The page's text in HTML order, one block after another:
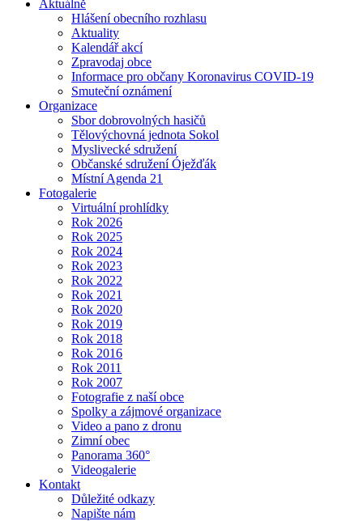
Aktuálně
Hlášení obecního rozhlasu
Aktuality
Kalendář akcí
Zpravodaj obce
Informace pro občany Koronavirus COVID-19
Smuteční oznámení
Organizace
Sbor dobrovolných hasičů
Tělovýchovná jednota Sokol
Myslivecké sdružení
Občanské sdružení Óježďák
Místní Agenda 21
Fotogalerie
Virtuální prohlídky
Rok 2026
Rok 2025
Rok 2024
Rok 2023
Rok 2022
Rok 2021
Rok 2020
Rok 2019
Rok 2018
Rok 2016
Rok 2011
Rok 2007
Fotografie z naší obce
Spolky a zájmové organizace
Video a pano z dronu
Zimní obec
Panorama 360°
Videogalerie
Kontakt
Důležité odkazy
Napište nám